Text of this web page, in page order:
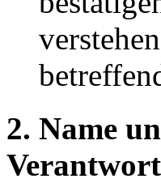
2. Name